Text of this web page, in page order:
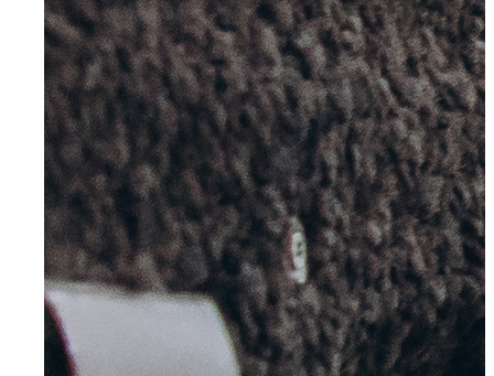
Menü Menü